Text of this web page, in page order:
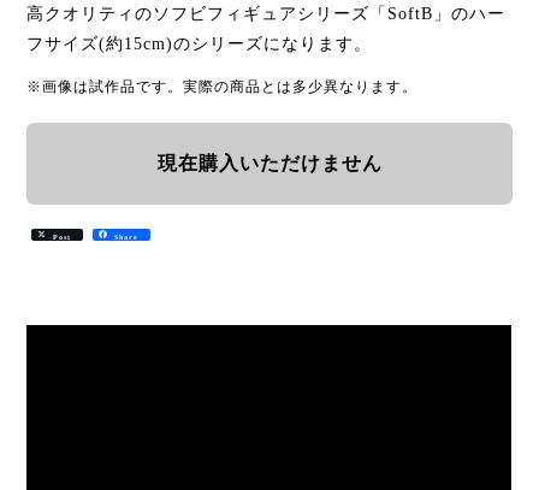
高クオリティのソフビフィギュアシリーズ「SoftB」のハー
フサイズ(約15cm)のシリーズになります。
※画像は試作品です。実際の商品とは多少異なります。
現在購入いただけません
Post Share